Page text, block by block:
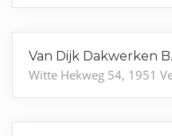
Van Dijk Dakwerken
Witte Hekweg 54, 1951